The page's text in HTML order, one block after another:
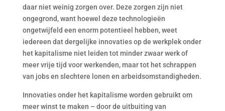
daar niet weinig zorgen over. Deze zorgen zijn niet
ongegrond, want hoewel deze technologieën
ongetwijfeld een enorm potentieel hebben, weet
iedereen dat dergelijke innovaties op de werkplek onder
het kapitalisme niet leiden tot minder zwaar werk of
meer vrije tijd voor werkenden, maar tot het schrappen
van jobs en slechtere lonen en arbeidsomstandigheden.
Innovaties onder het kapitalisme worden gebruikt om
meer winst te maken – door de uitbuiting van